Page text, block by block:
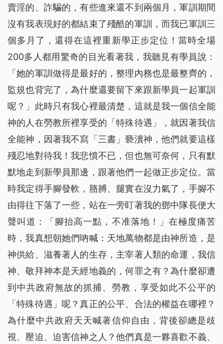
賣淫的、詐騙的，有些進來還不到兩個月，軍訓期間
沒有我表現好的都結束了殘酷的軍訓，而我已軍訓三
個多月了，還得在這裡重新學正步定位！當時全場
200多人都用驚奇的目光看著我，我聽見有學員說：
「她的軍訓做得是最好的，整理內務也是最整齊的，
監規也背完了，為什麼還要留下來跟新學員一起軍訓
呢？」此時只有我心裡最清楚，這就是我一個信全能
神的人在勞教所裡享受的「特殊待遇」，就因著我信
全能神，因著我不寫「三書」褻瀆神，他們就要這樣
殘忍地對待我！我悲憤不已，但也無可奈何，只有默
默地走到新學員那邊，跟著他們一起做正步定位。當
時我定得手腳發軟，胳膊、腿實在沒力氣了，手腳不
由得往下落了一些，站在一旁盯著我的鄧中隊長便大
聲叫道：「腳抬高一點，不准落地！」在極度痛苦
時，我真想朝她們吶喊：天地萬物都是由神所造，是
神供給、滋養著人的生存，主宰著人類的命運，我信
神、敬拜神本是天經地義的，何罪之有？為什麼卻遭
到中共政府無故的抓捕、勞教，享受如此不公平的
「特殊待遇」呢？真正的公平、合法的權益在哪裡？
為什麼中共政府天天喊著信仰自由，背後卻總是歧
視、壓迫、迫害信神之人？他們真是一夥喜歡不義、